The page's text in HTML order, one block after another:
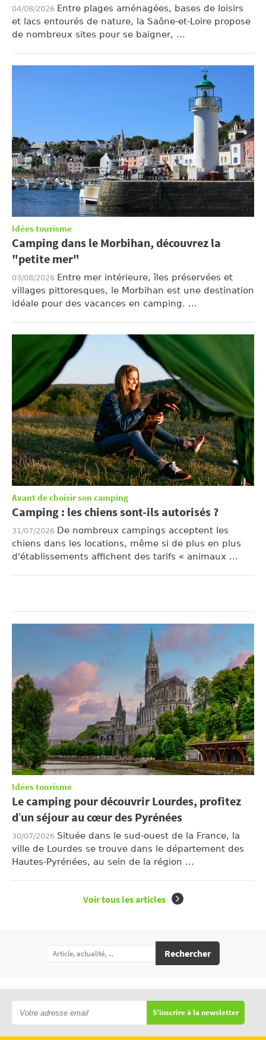
04/08/2026 Entre plages aménagées, bases de loisirs
et lacs entourés de nature, la Saône-et-Loire propose
de nombreux sites pour se baigner, ...
Idées tourisme
Camping dans le Morbihan, découvrez la
"petite mer"
03/08/2026 Entre mer intérieure, îles préservées et
villages pittoresques, le Morbihan est une destination
idéale pour des vacances en camping. ...
Avant de choisir son camping
Camping : les chiens sont-ils autorisés ?
31/07/2026 De nombreux campings acceptent les
chiens dans les locations, même si de plus en plus
d'établissements affichent des tarifs « animaux ...
Idées tourisme
Le camping pour découvrir Lourdes, profitez
d’un séjour au cœur des Pyrénées
30/07/2026 Située dans le sud-ouest de la France, la
ville de Lourdes se trouve dans le département des
Hautes-Pyrénées, au sein de la région ...
Voir tous les articles
Rechercher
S'inscrire à la newsletter